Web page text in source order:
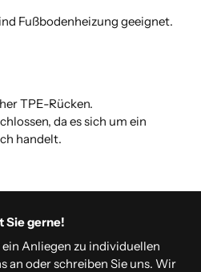
Fußbodenheizung geeignet.
TPE-Rücken.
da es sich um ein
handelt.
Sie gerne!
Anliegen zu individuellen
an oder schreiben Sie uns. Wir